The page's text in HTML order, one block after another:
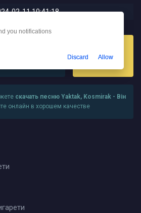
02-11 10:41:18
скачать песню Yaktak, Kosmirak - Він
онлайн в хорошем качестве
you notifications
Discard Allow